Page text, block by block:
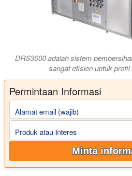
DRS3000 adalah sistem
sangat efisien untuk profil
Permintaan Informasi
Alamat email (wajib)
Produk atau Interes
Minta